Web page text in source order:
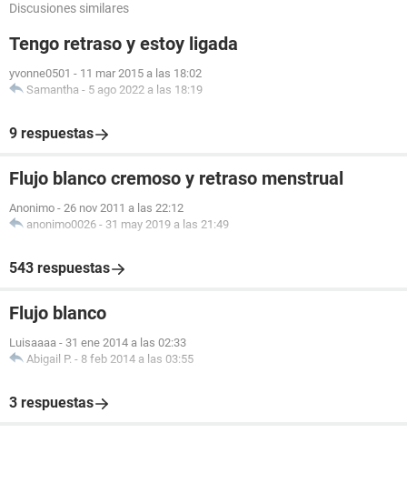
Discusiones similares
Tengo retraso y estoy ligada
yvonne0501 - 11 mar 2015 a las 18:02
Samantha - 5 ago 2022 a las 18:19
9 respuestas
Flujo blanco cremoso y retraso menstrual
Anonimo - 26 nov 2011 a las 22:12
anonimo0026 - 31 may 2019 a las 21:49
543 respuestas
Flujo blanco
Luisaaaa - 31 ene 2014 a las 02:33
Abigail P. - 8 feb 2014 a las 03:55
3 respuestas